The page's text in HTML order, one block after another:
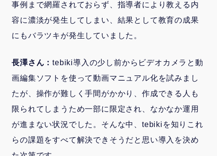
事例まで網羅されておらず、指導者により教える内
容に濃淡が発生してしまい、結果として教育の成果
にもバラツキが発生していました。
長澤さん：tebiki導入の少し前からビデオカメラと動
画編集ソフトを使って動画マニュアル化を試みまし
たが、操作が難しく手間がかかり、作成できる人も
限られてしまうため一部に限定され、なかなか運用
が進まない状況でした。そんな中、tebikiを知りこれ
らの課題をすべて解決できそうだと思い導入を決め